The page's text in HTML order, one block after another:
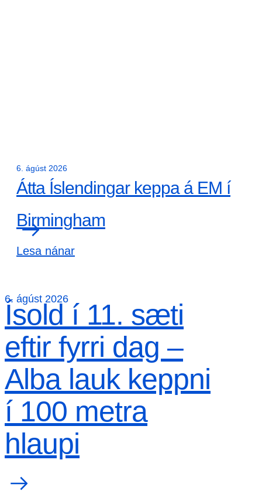
6. ágúst 2026
Átta Íslendingar keppa á EM í
Birmingham
Lesa nánar
6. ágúst 2026
Ísold í 11. sæti
eftir fyrri dag –
Alba lauk keppni
í 100 metra
hlaupi